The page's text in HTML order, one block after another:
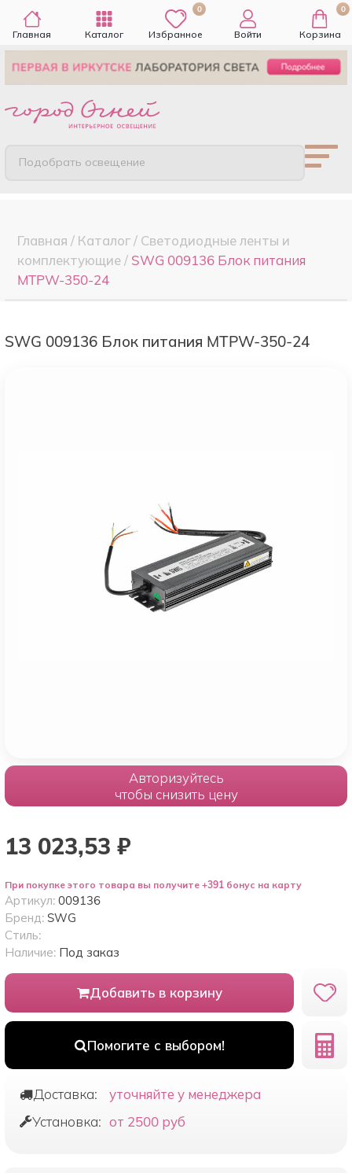
Главная Каталог
0
Избранное Войти
0
Корзина
Подобрать освещение
Главная / Каталог/ Светодиодные ленты и
комплектующие/ SWG 009136 Блок питания
MTPW-350-24
SWG 009136 Блок питания MTPW-350-24
Авторизуйтесь
чтобы снизить цену
13 023,53 ₽
При покупке этого товара вы получите +391 бонус на карту
Добавить в корзину
Помогите с выбором!
Артикул: 009136
Бренд: SWG
Стиль:
Наличие: Под заказ
Доставка:
уточняйте у менеджера
Установка: от 2500 руб